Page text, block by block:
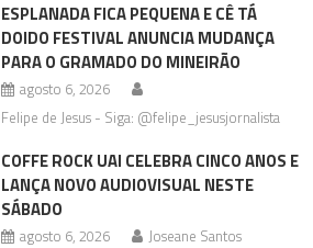
ESPLANADA FICA PEQUENA E CÊ TÁ
DOIDO FESTIVAL ANUNCIA MUDANÇA
PARA O GRAMADO DO MINEIRÃO
agosto 6, 2026
Felipe de Jesus - Siga: @felipe_jesusjornalista
COFFE ROCK UAI CELEBRA CINCO ANOS E
LANÇA NOVO AUDIOVISUAL NESTE
SÁBADO
agosto 6, 2026 Joseane Santos